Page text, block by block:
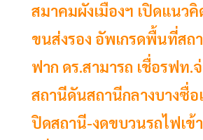
สมาคมผังเมืองฯ เปิดแนว
ขนส่งรอง อัพเกรดพื้นที่สถ
ฟาก ดร.สามารถ เชื่อรฟท
สถานีดันสถานีกลางบางซื่
ปิดสถานี-งดขบวนรถไฟเข้